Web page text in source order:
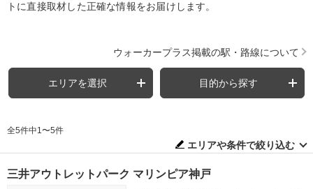
トに直接取材した正確な情報をお届けします。
ウォーカープラス掲載の駅・路線について
エリアを選択 目的から探す
全5件中1〜5件
エリアや条件で絞り込む
三井アウトレットパーク マリンピア神戸